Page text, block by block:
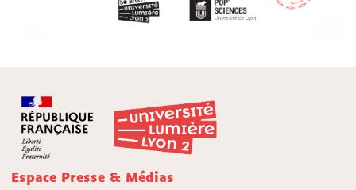
Espace Presse & Médias